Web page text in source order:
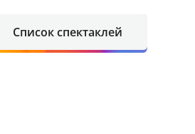
Список спектаклей